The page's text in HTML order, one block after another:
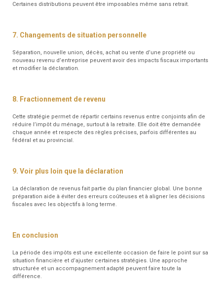
Certaines distributions peuvent être imposables même sans retrait.
7. Changements de situation personnelle
Séparation, nouvelle union, décès, achat ou vente d’une propriété ou
nouveau revenu d’entreprise peuvent avoir des impacts fiscaux importants
et modifier la déclaration.
8. Fractionnement de revenu
Cette stratégie permet de répartir certains revenus entre conjoints afin de
réduire l’impôt du ménage, surtout à la retraite. Elle doit être demandée
chaque année et respecte des règles précises, parfois différentes au
fédéral et au provincial.
9. Voir plus loin que la déclaration
La déclaration de revenus fait partie du plan financier global. Une bonne
préparation aide à éviter des erreurs coûteuses et à aligner les décisions
fiscales avec les objectifs à long terme.
En conclusion
La période des impôts est une excellente occasion de faire le point sur sa
situation financière et d’ajuster certaines stratégies. Une approche
structurée et un accompagnement adapté peuvent faire toute la
différence.